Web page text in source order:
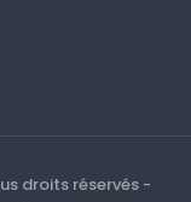
droits réservés -